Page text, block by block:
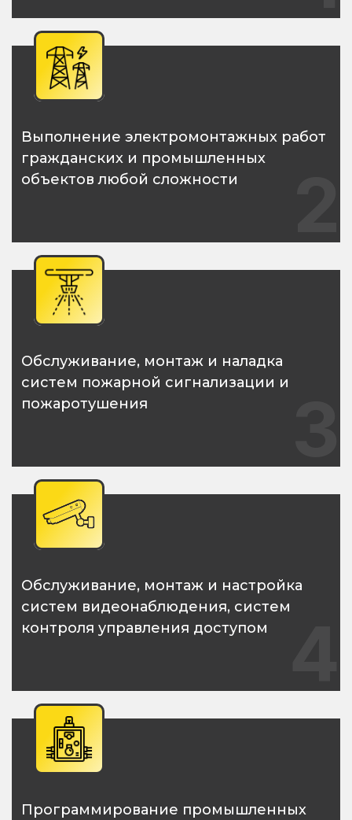
Выполнение электромонтажных работ
гражданских и промышленных
объектов любой сложности
Обслуживание, монтаж и наладка
систем пожарной сигнализации и
пожаротушения
Обслуживание, монтаж и настройка
систем видеонаблюдения, систем
контроля управления доступом
Программирование промышленных